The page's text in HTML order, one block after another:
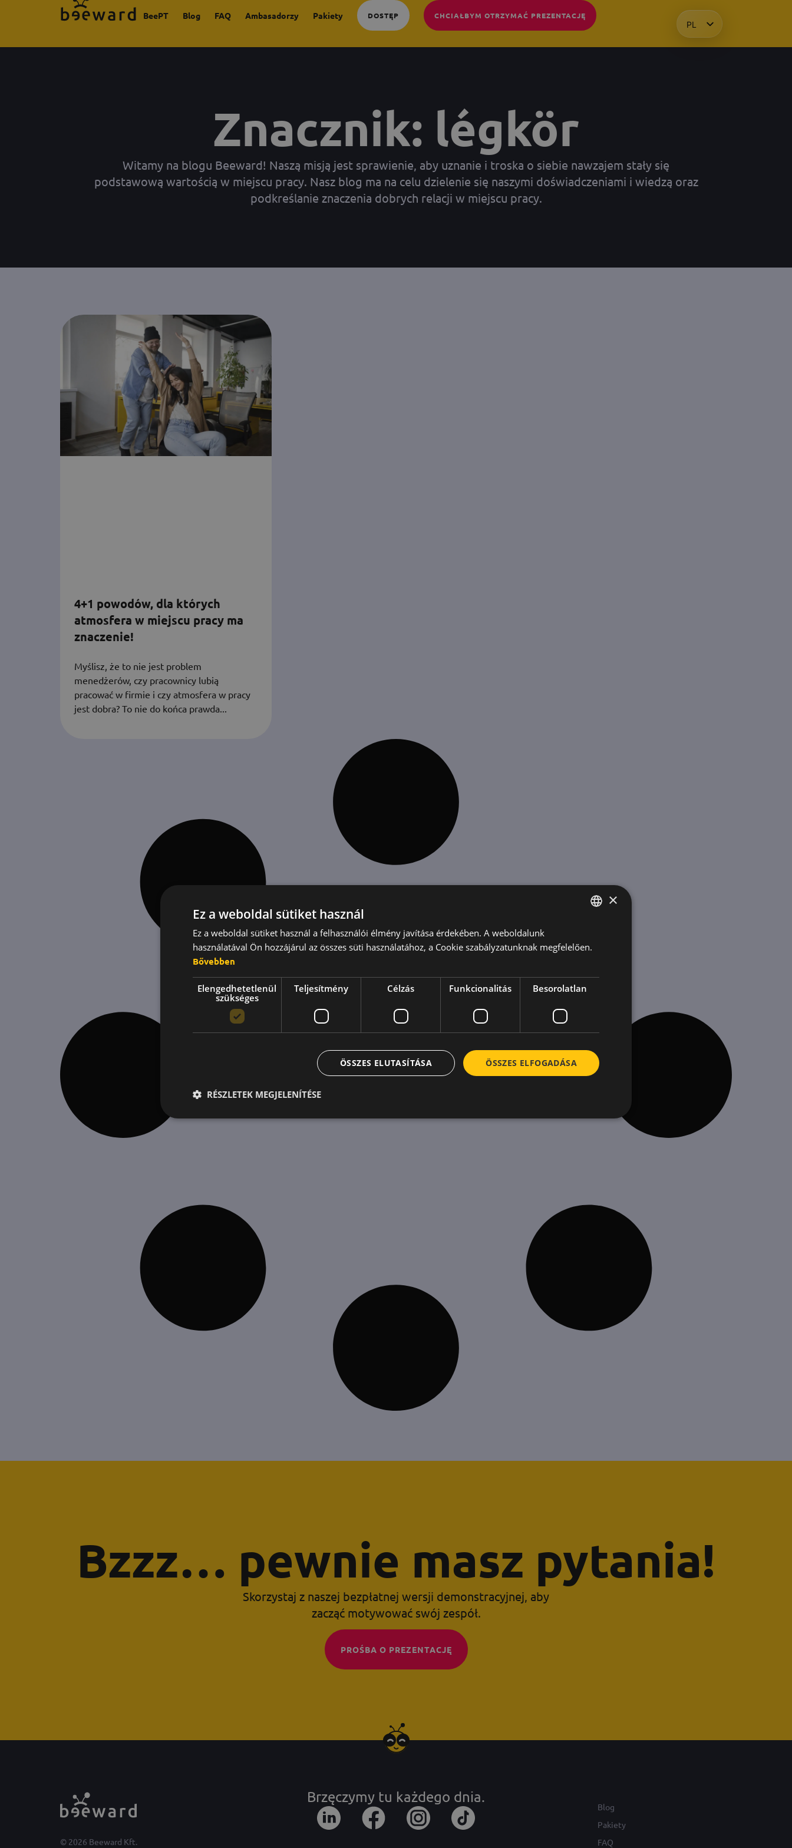
BeePT Blog FAQ Ambasadorzy Pakiety DOSTĘP CHCIAŁBYM OTRZYMAĆ PREZENTACJĘ
PL
HU
Znacznik: légkör
Witamy na blogu Beeward! Naszą misją jest sprawienie, aby uznanie i troska o siebie nawzajem stały się
podstawową wartością w miejscu pracy. Nasz blog ma na celu dzielenie się naszymi doświadczeniami i wiedzą oraz
podkreślanie znaczenia dobrych relacji w miejscu pracy.
4+1 powodów, dla których
atmosfera w miejscu pracy ma
znaczenie!
Myślisz, że to nie jest problem
menedżerów, czy pracownicy lubią
pracować w firmie i czy atmosfera w pracy
jest dobra? To nie do końca prawda...
Bzzz… pewnie masz pytania!
Skorzystaj z naszej bezpłatnej wersji demonstracyjnej, aby
zacząć motywować swój zespół.
PROŚBA O PREZENTACJĘ
© 2026 Beeward Kft.
Brzęczymy tu każdego dnia.
Blog
Pakiety
FAQ
ENGLISH
×
Ez a weboldal sütiket használ
Ez a weboldal sütiket használ a felhasználói élmény javítása érdekében. A weboldalunk
használatával Ön hozzájárul az összes süti használatához, a Cookie szabályzatunknak megfelelően.
Bővebben
Elengedhetetlenül
szükséges
Teljesítmény Célzás Funkcionalitás Besorolatlan
ÖSSZES ELFOGADÁSA
ÖSSZES ELUTASÍTÁSA
RÉSZLETEK MEGJELENÍTÉSE